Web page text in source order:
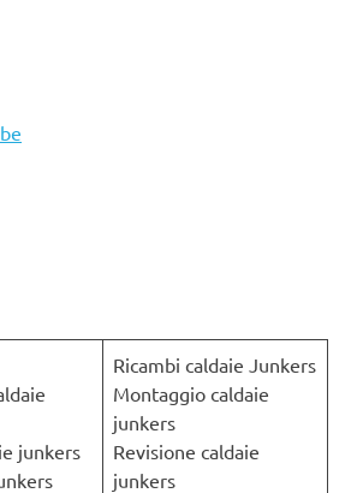
junkers
Ricambi caldaie Junkers
Montaggio caldaie
junkers
Revisione caldaie
junkers